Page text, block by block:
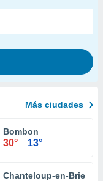
Más ciudades
Bombon
30° 13°
Chanteloup-en-Brie